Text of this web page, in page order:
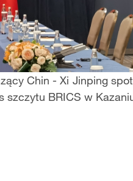
Chin - Xi Jinping
BRICS w